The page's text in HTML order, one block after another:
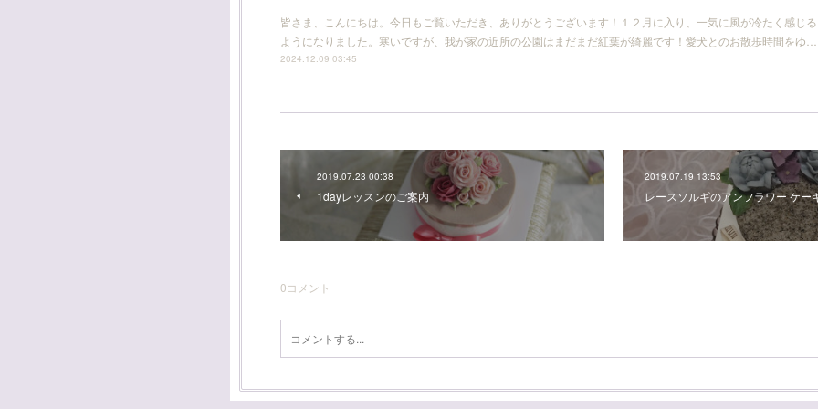
皆さま、こんにちは。今日もご覧いただき、ありがとうございます！１２月に入り、一気に風が冷たく感じる
ようになりました。寒いですが、我が家の近所の公園はまだまだ紅葉が綺麗です！愛犬とのお散歩時間をゆ…
2024.12.09 03:45
2019.07.23 00:38
1dayレッスンのご案内
2019.07.19 13:53
レースソルギのアンフラワー ケー
0コメント